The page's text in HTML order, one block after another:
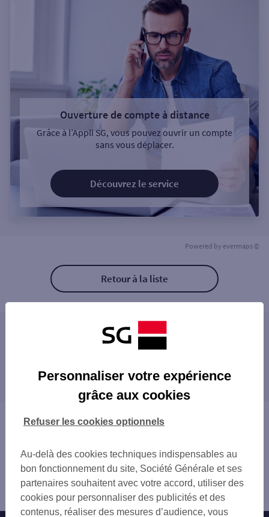
Ouverture de compte à distance
Grâce à l’Appli SG, vous pouvez ouvrir un compte
sans vous déplacer.
Découvrez le service
Powered by evermaps ©
Retour à la liste
Les agences SG PRO à proximité
DOURDAN
CHARTRES LA MADELEINE
NOGENT LE ROI
proximité
RAMBOUILLET
Vous êtes ici : Accueil
Bleury Saint Symphorien
Personnaliser votre expérience
grâce aux cookies
Au-delà des cookies techniques indispensables au
bon fonctionnement du site, Société Générale et ses
partenaires souhaitent avec votre accord, utiliser des
cookies pour personnaliser des publicités et des
contenus, réaliser des mesures d’audience, vous
Refuser les cookies optionnels